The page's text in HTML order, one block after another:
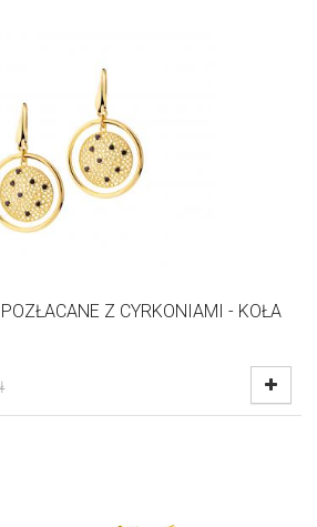
Z CYRKONIAMI - KOŁA